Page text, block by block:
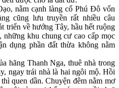
nằm cạnh làng cổ Phú Đô vốn
cũng lưu truyền rất nhiều câu
triển về hướng Tây, hầu hết ruộng
những khu chung cư cao cấp mọc
dụng phần đất thừa không nằm
hãng Thanh Nga, thuê nhà trong
ngay trái nhà là hai ngôi mộ. Hồi
quen dần. Chuyện đêm nằm mơ